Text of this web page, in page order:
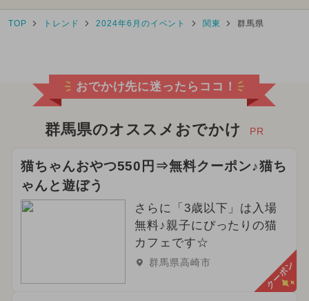
TOP トレンド 2024年6月のイベント 関東 群馬県
おでかけ先に迷ったらココ！
群馬県のオススメおでかけ PR
猫ちゃんおやつ550円⇒無料クーポン♪猫ち
ゃんと遊ぼう
さらに「3歳以下」は入場
無料♪親子にぴったりの猫
カフェです☆
群馬県高崎市 クーポン